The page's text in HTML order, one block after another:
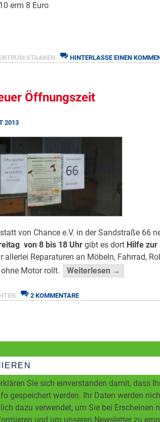
erm 8 Euro
STAAKEN HINTERLASSE EINEN
Öffnungszeit
2013
von Chance e.V. in der Sandstraße 66
von 8 bis 18 Uhrgibt es dort Hilfe zur
allerlei Reparaturen an Möbeln, Fahrrad,
Motor rollt.
Weiterlesen →
2 KOMMENTAREZU
KIEZWERKSTATT
Sie sich einverstanden damit, dass
gespeichert werden. Ihr Daten werden
dazu verwendet, um Sie bei Erscheinen
und um unseren Newsletter zu